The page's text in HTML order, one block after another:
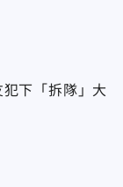
下「拆隊」大